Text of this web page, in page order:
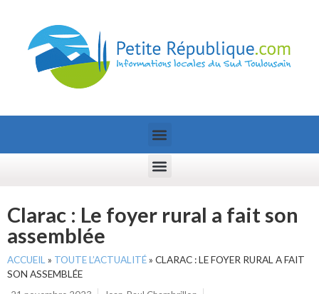
Clarac : Le foyer rural a fait son
assemblée
ACCUEIL » TOUTE L’ACTUALITÉ» CLARAC : LE FOYER RURAL A FAIT
SON ASSEMBLÉE